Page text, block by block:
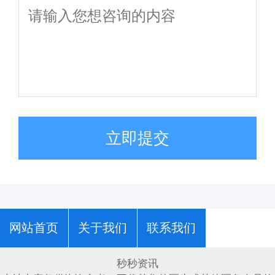
立即提交
网站首页 关于我们 联系我们
秒秒资讯